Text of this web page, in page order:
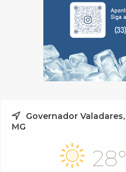
Governador Valadares,
MG
28°